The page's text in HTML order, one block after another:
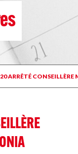
ARRÊTÉ